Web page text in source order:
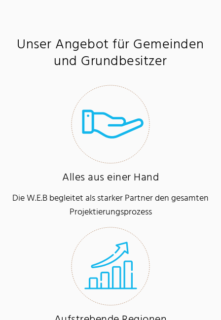
Unser Angebot für Gemeinden
und Grundbesitzer
Alles aus einer Hand
Die W.E.B begleitet als starker Partner den gesamten
Projektierungsprozess